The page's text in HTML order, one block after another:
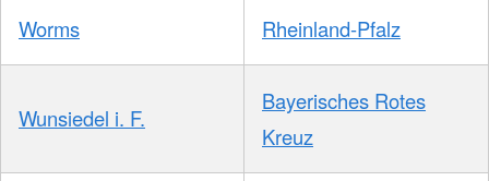
Worms Rheinland-Pfalz
Wunsiedel i. F.
Bayerisches Rotes
Kreuz